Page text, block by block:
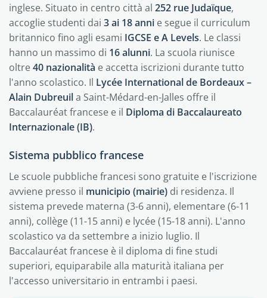
inglese. Situato in centro città al 252 rue Judaïque,
accoglie studenti dai 3 ai 18 anni e segue il curriculum
britannico fino agli esami IGCSE e A Levels. Le classi
hanno un massimo di 16 alunni. La scuola riunisce
oltre40 nazionalità e accetta iscrizioni durante tutto
l'anno scolastico. Il Lycée International de Bordeaux –
Alain Dubreuila Saint-Médard-en-Jalles offre il
Baccalauréat francese e il Diploma di Baccalaureato
Internazionale (IB).
Sistema pubblico francese
Le scuole pubbliche francesi sono gratuite e l'iscrizione
avviene presso il municipio (mairie) di residenza. Il
sistema prevede materna (3-6 anni), elementare (6-11
anni), collège (11-15 anni) e lycée (15-18 anni). L'anno
scolastico va da settembre a inizio luglio. Il
Baccalauréat francese è il diploma di fine studi
superiori, equiparabile alla maturità italiana per
l'accesso universitario in entrambi i paesi.